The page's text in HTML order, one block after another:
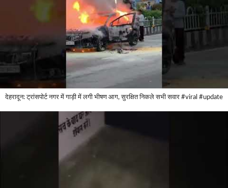
देहरादून: ट्रांसपोर्ट नगर में गाड़ी में लगी भीषण आग, सुरक्षित निकले सभी सवार #viral #update